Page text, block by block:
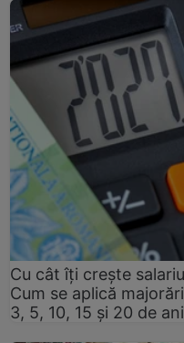
Cu cât îți crește
Cum se aplică
3, 5, 10, 15 și 20 de ani